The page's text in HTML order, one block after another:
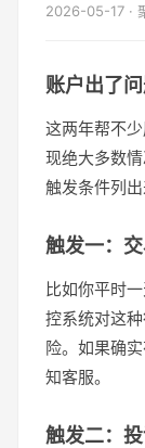
2026-05-17 ·
账户出了
这两年帮不
现绝大多数
触发条件列出
触发一：
比如你平时
控系统对这
险。如果确
知客服。
触发二：